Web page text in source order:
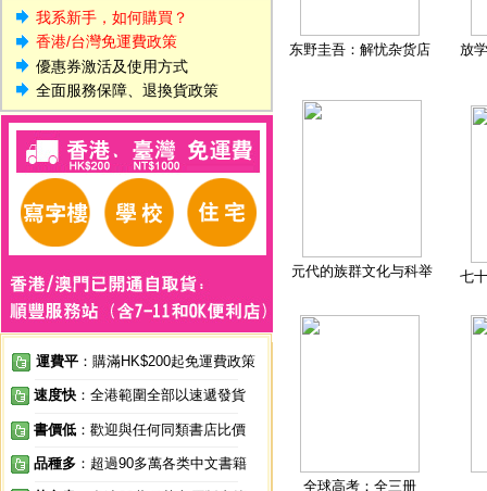
我系新手，如何購買？
香港/台灣免運費政策
優惠券激活及使用方式
全面服務保障、退換貨政策
運費平 ：購滿HK$200起免運費政策
速度快 ：全港範圍全部以速遞發貨
書價低 ：歡迎與任何同類書店比價
品種多 ：超過90多萬各类中文書籍
东野圭吾：解忧杂货店 放
元代的族群文化与科举 七
全球高考：全三册